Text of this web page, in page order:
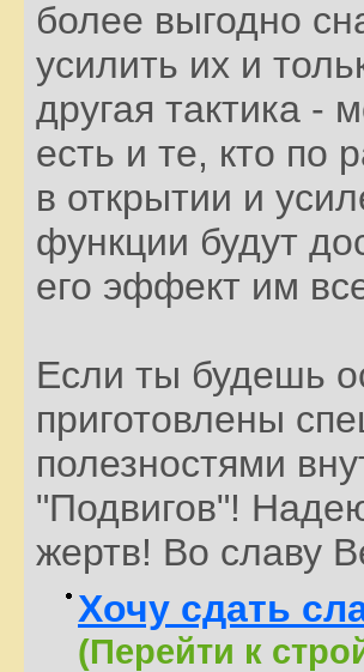
более выгодно
усилить их и
другая тактика -
есть и те, кто по
в открытии и
функции будут
его эффект им
Если ты будешь
приготовлены
полезностями
"Подвигов"!
жертв! Во славу
Хочу сдать
(Перейти к